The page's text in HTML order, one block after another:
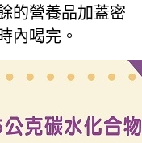
的營養品加蓋密
內喝完。